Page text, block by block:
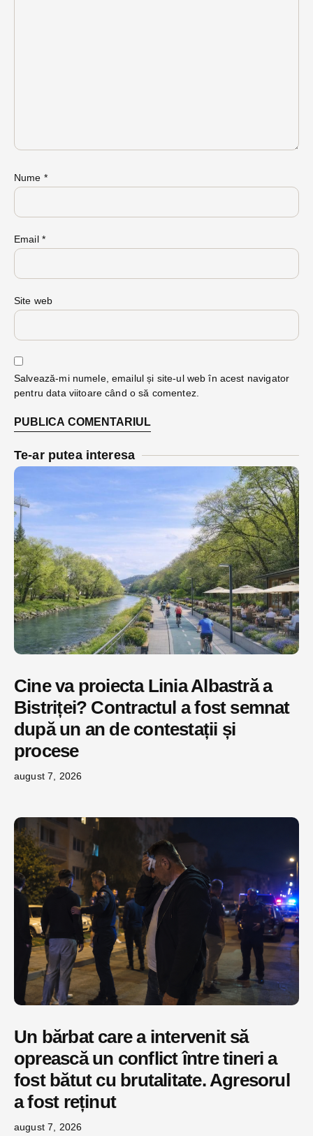
Nume *
Email *
Site web
Salvează-mi numele, emailul și site-ul web în acest navigator
pentru data viitoare când o să comentez.
Te-ar putea interesa
Cine va proiecta Linia Albastră a
Bistriței? Contractul a fost semnat
după un an de contestații și
procese
august 7, 2026
Un bărbat care a intervenit să
oprească un conflict între tineri a
fost bătut cu brutalitate. Agresorul
a fost reținut
august 7, 2026